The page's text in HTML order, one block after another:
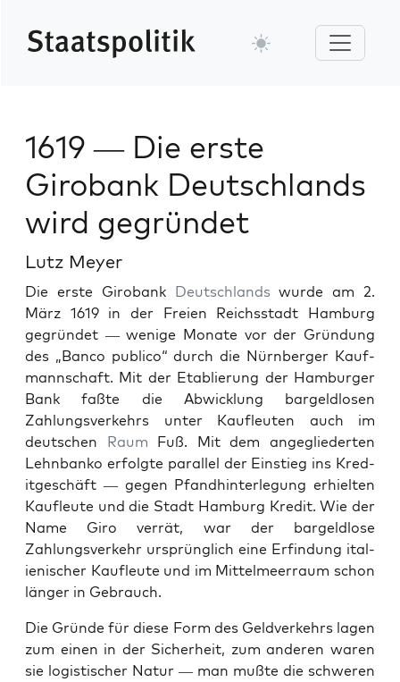
1619 — Die erste
Girobank Deutschlands
wird gegründet
Lutz Meyer
Die erste Girobank Deutsch­lands wurde am 2.
März 1619 in der Freien Reichsstadt Ham­burg
gegrün­det — wenige Monate vor der Grün­dung
des „Ban­co pub­li­co“ durch die Nürn­berg­er Kauf­
mannschaft. Mit der Etablierung der Ham­burg­er
Bank faßte die Abwick­lung bargeld­losen
Zahlungsverkehrs unter Kau­fleuten auch im
deutschen Raum Fuß. Mit dem angegliederten
Lehn­banko erfol­gte par­al­lel der Ein­stieg ins Kred­
it­geschäft — gegen Pfand­hin­ter­legung erhiel­ten
Kau­fleute und die Stadt Ham­burg Kred­it. Wie der
Name Giro ver­rät, war der bargeld­lose
Zahlungsverkehr ursprünglich eine Erfind­ung ital­
ienis­ch­er Kau­fleute und im Mit­telmeer­raum schon
länger in Gebrauch.
Die Gründe für diese Form des Geld­verkehrs lagen
zum einen in der Sicher­heit, zum anderen waren
sie logis­tis­ch­er Natur — man mußte die schw­eren